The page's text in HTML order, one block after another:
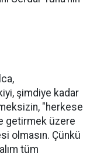
şimdiye kadar
"herkese
getirmek üzere
olmasın. Çünkü
tüm